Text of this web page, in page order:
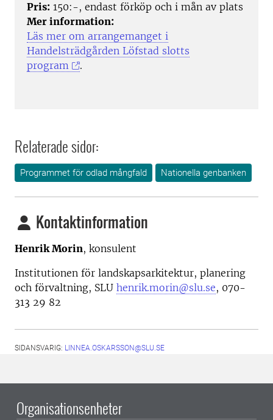
Pris: 150:-, endast förköp och i mån av plats
Mer information:
Läs mer om arrangemanget i
Handelsträdgården Löfstad slotts
program
.
Relaterade sidor:
Programmet för odlad mångfald Nationella genbanken
Kontaktinformation
Henrik Morin, konsulent
Institutionen för landskapsarkitektur, planering
och förvaltning, SLU henrik.morin@slu.se, 070-
313 29 82
SIDANSVARIG: LINNEA.OSKARSSON@SLU.SE
Organisationsenheter